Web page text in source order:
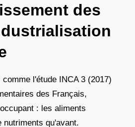
des
l'étude INCA 3 (2017)
des Français,
: les aliments
nutriments qu'avant.